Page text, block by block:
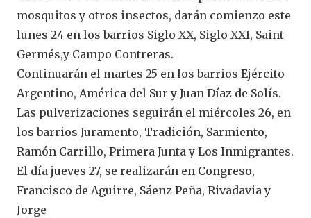
mosquitos y otros insectos, darán comienzo este
lunes 24 en los barrios Siglo XX, Siglo XXI, Saint
Germés,y Campo Contreras.
Continuarán el martes 25 en los barrios Ejército
Argentino, América del Sur y Juan Díaz de Solís.
Las pulverizaciones seguirán el miércoles 26, en
los barrios Juramento, Tradición, Sarmiento,
Ramón Carrillo, Primera Junta y Los Inmigrantes.
El día jueves 27, se realizarán en Congreso,
Francisco de Aguirre, Sáenz Peña, Rivadavia y
Jorge